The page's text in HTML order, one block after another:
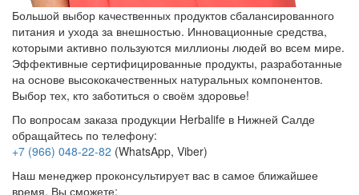
Большой выбор качественных продуктов сбалансированного
питания и ухода за внешностью. Инновационные средства,
которыми активно пользуются миллионы людей во всем мире.
Эффективные сертифицированные продукты, разработанные
на основе высококачественных натуральных компонентов.
Выбор тех, кто заботиться о своём здоровье!
По вопросам заказа продукции Herbalife в Нижней Салде
обращайтесь по телефону:
+7 (966) 048-22-82 (WhatsApp, Viber)
Наш менеджер проконсультирует вас в самое ближайшее
время. Вы сможете: